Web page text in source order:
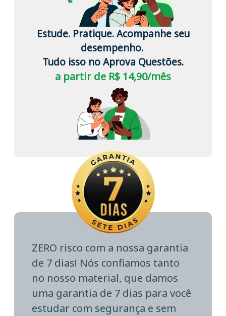
Estude. Pratique. Acompanhe seu
desempenho.
Tudo isso no Aprova Questões.
a partir de R$ 14,90/mês
ZERO risco com a nossa garantia
de 7 dias! Nós confiamos tanto
no nosso material, que damos
uma garantia de 7 dias para você
estudar com segurança e sem